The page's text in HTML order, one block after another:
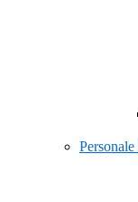
Personale